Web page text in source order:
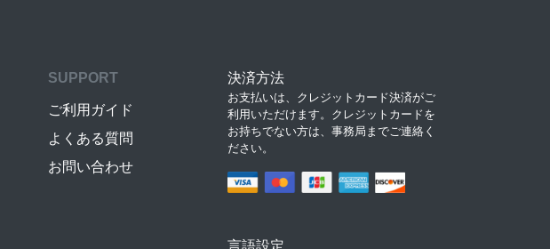
SUPPORT
ご利用ガイド
よくある質問
お問い合わせ
決済方法
お支払いは、クレジットカード決済がご
利用いただけます。クレジットカードを
お持ちでない方は、事務局までご連絡く
ださい。
言語設定